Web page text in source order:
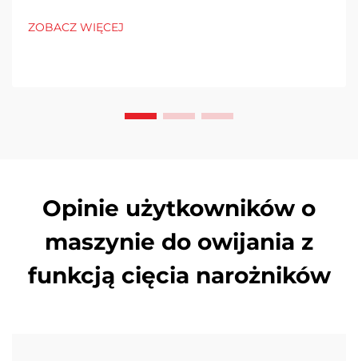
ZOBACZ WIĘCEJ
Opinie użytkowników o
maszynie do owijania z
funkcją cięcia narożników